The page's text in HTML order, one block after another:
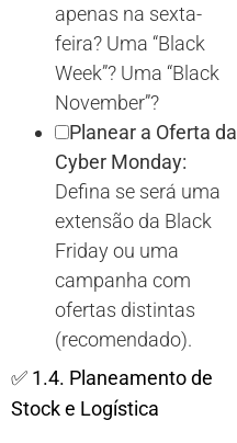
apenas na sexta-
feira? Uma “Black
Week”? Uma “Black
November”?
Planear a Oferta da
Cyber Monday:
Defina se será uma
extensão da Black
Friday ou uma
campanha com
ofertas distintas
(recomendado).
✅ 1.4. Planeamento de
Stock e Logística